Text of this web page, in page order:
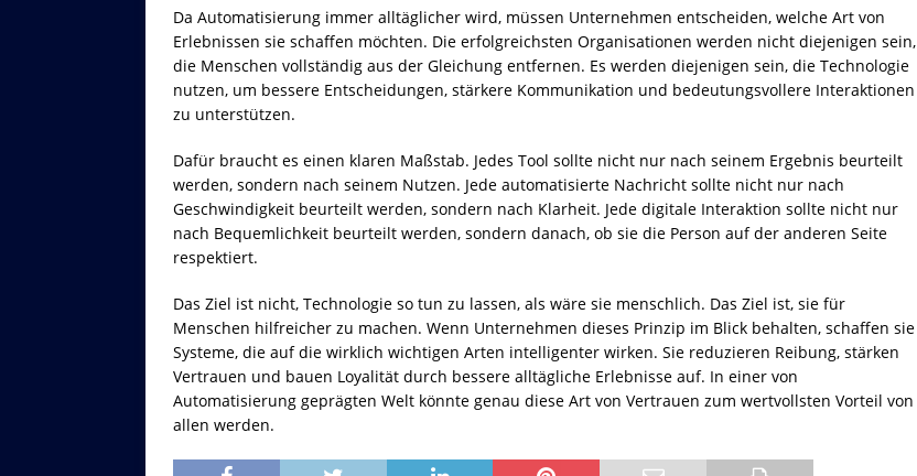
Da Automatisierung immer alltäglicher wird, müssen Unternehmen entscheiden, welche Art von
Erlebnissen sie schaffen möchten. Die erfolgreichsten Organisationen werden nicht diejenigen sein,
die Menschen vollständig aus der Gleichung entfernen. Es werden diejenigen sein, die Technologie
nutzen, um bessere Entscheidungen, stärkere Kommunikation und bedeutungsvollere Interaktionen
zu unterstützen.
Dafür braucht es einen klaren Maßstab. Jedes Tool sollte nicht nur nach seinem Ergebnis beurteilt
werden, sondern nach seinem Nutzen. Jede automatisierte Nachricht sollte nicht nur nach
Geschwindigkeit beurteilt werden, sondern nach Klarheit. Jede digitale Interaktion sollte nicht nur
nach Bequemlichkeit beurteilt werden, sondern danach, ob sie die Person auf der anderen Seite
respektiert.
Das Ziel ist nicht, Technologie so tun zu lassen, als wäre sie menschlich. Das Ziel ist, sie für
Menschen hilfreicher zu machen. Wenn Unternehmen dieses Prinzip im Blick behalten, schaffen sie
Systeme, die auf die wirklich wichtigen Arten intelligenter wirken. Sie reduzieren Reibung, stärken
Vertrauen und bauen Loyalität durch bessere alltägliche Erlebnisse auf. In einer von
Automatisierung geprägten Welt könnte genau diese Art von Vertrauen zum wertvollsten Vorteil von
allen werden.